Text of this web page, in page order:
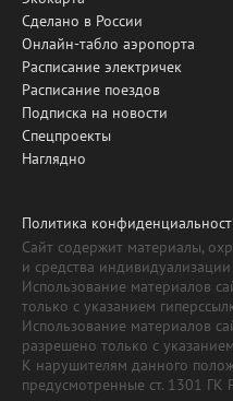
Сделано в России
Онлайн-табло аэропорта
Расписание электричек
Расписание поездов
Подписка на новости
Спецпроекты
Наглядно
Политика
Сайт содержит материалы,
и средства
Использование материалов
только с указанием
Использование материалов
разрешено только с
К нарушителям данного
предусмотренные ст. 1301 ГК